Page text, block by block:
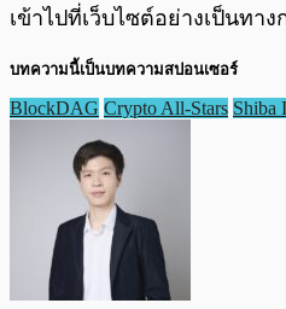
เข้าไปที่เว็บไซต์อย่างเป็นทาง
บทความนี้เป็นบทความสปอนเซอร์
BlockDAG Crypto All-Stars Shiba